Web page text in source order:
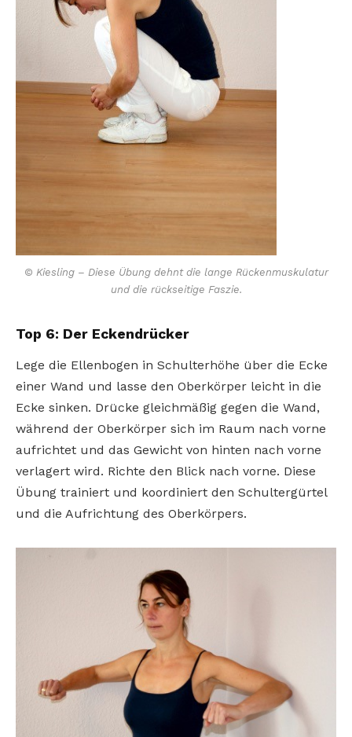
© Kiesling – Diese Übung dehnt die lange Rückenmuskulatur
und die rückseitige Faszie.
Top 6: Der Eckendrücker
Lege die Ellenbogen in Schulterhöhe über die Ecke
einer Wand und lasse den Oberkörper leicht in die
Ecke sinken. Drücke gleichmäßig gegen die Wand,
während der Oberkörper sich im Raum nach vorne
aufrichtet und das Gewicht von hinten nach vorne
verlagert wird. Richte den Blick nach vorne. Diese
Übung trainiert und koordiniert den Schultergürtel
und die Aufrichtung des Oberkörpers.